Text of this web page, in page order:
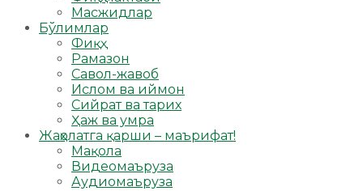
Масжидлар
Бўлимлар
Фиқҳ
Рамазон
Савол-жавоб
Ислом ва иймон
Сийрат ва тарих
Ҳаж ва умра
Жаҳолатга қарши – маърифат!
Мақола
Видеомаъруза
Аудиомаъруза